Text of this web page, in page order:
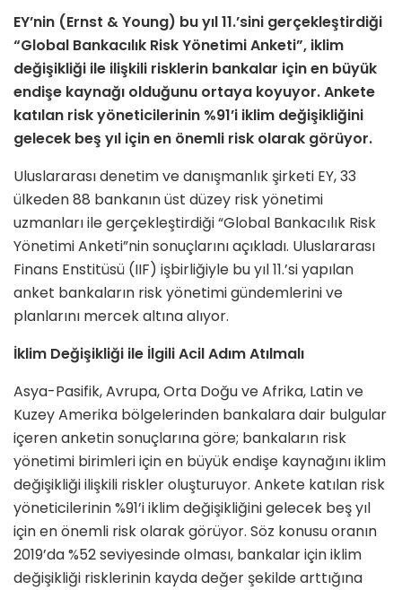
EY’nin (Ernst & Young) bu yıl 11.’sini gerçekleştirdiği
“Global Bankacılık Risk Yönetimi Anketi”, iklim
değişikliği ile ilişkili risklerin bankalar için en büyük
endişe kaynağı olduğunu ortaya koyuyor. Ankete
katılan risk yöneticilerinin %91’i iklim değişikliğini
gelecek beş yıl için en önemli risk olarak görüyor.
Uluslararası denetim ve danışmanlık şirketi EY, 33
ülkeden 88 bankanın üst düzey risk yönetimi
uzmanları ile gerçekleştirdiği “Global Bankacılık Risk
Yönetimi Anketi”nin sonuçlarını açıkladı. Uluslararası
Finans Enstitüsü (IIF) işbirliğiyle bu yıl 11.’si yapılan
anket bankaların risk yönetimi gündemlerini ve
planlarını mercek altına alıyor.
İklim Değişikliği ile İlgili Acil Adım Atılmalı
Asya-Pasifik, Avrupa, Orta Doğu ve Afrika, Latin ve
Kuzey Amerika bölgelerinden bankalara dair bulgular
içeren anketin sonuçlarına göre; bankaların risk
yönetimi birimleri için en büyük endişe kaynağını iklim
değişikliği ilişkili riskler oluşturuyor. Ankete katılan risk
yöneticilerinin %91’i iklim değişikliğini gelecek beş yıl
için en önemli risk olarak görüyor. Söz konusu oranın
2019’da %52 seviyesinde olması, bankalar için iklim
değişikliği risklerinin kayda değer şekilde arttığına